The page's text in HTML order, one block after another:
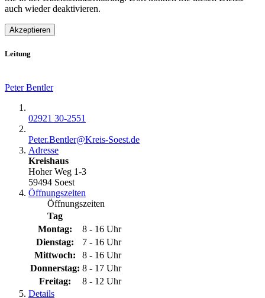
auch wieder deaktivieren.
Akzeptieren
Leitung
Peter Bentler
02921 30-2551
Peter.Bentler@​Kreis-Soest.de
Adresse
Kreishaus
Hoher Weg 1-3
59494 Soest
Öffnungszeiten
Öffnungszeiten
Tag
Montag:
8 - 16 Uhr
Dienstag:
7 - 16 Uhr
Mittwoch:
8 - 16 Uhr
Donnerstag: 8 - 17 Uhr
Freitag:
8 - 12 Uhr
Details